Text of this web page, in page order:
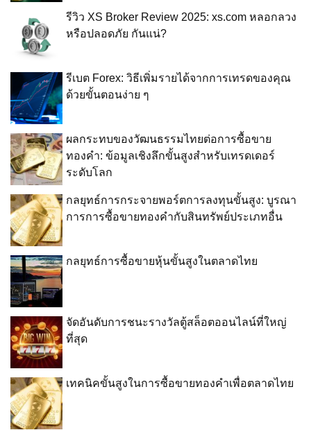
รีวิว XS Broker Review 2025: xs.com หลอกลวง
หรือปลอดภัย กันแน่?
รีเบต Forex: วิธีเพิ่มรายได้จากการเทรดของคุณ
ด้วยขั้นตอนง่าย ๆ
ผลกระทบของวัฒนธรรมไทยต่อการซื้อขาย
ทองคำ: ข้อมูลเชิงลึกขั้นสูงสำหรับเทรดเดอร์
ระดับโลก
กลยุทธ์การกระจายพอร์ตการลงทุนขั้นสูง: บูรณา
การการซื้อขายทองคำกับสินทรัพย์ประเภทอื่น
กลยุทธ์การซื้อขายหุ้นขั้นสูงในตลาดไทย
จัดอันดับการชนะรางวัลตู้สล็อตออนไลน์ที่ใหญ่
ที่สุด
เทคนิคขั้นสูงในการซื้อขายทองคำเพื่อตลาดไทย